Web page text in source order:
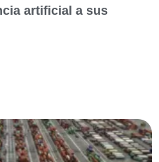
artificial a sus